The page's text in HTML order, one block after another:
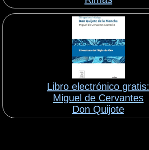
Libro electrónico gratis:
Miguel de Cervantes
Don Quijote